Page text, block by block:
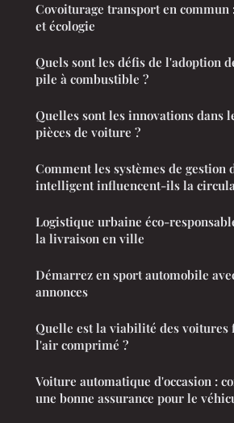
Covoiturage transport en commun
et écologie
Quels sont les défis de l'adoption
pile à combustible ?
Quelles sont les innovations dans
pièces de voiture ?
Comment les systèmes de gestion
intelligent influencent-ils la
Logistique urbaine éco-
la livraison en ville
Démarrez en sport automobile
annonces
Quelle est la viabilité des voitures
l'air comprimé ?
Voiture automatique d'occasion :
une bonne assurance pour le